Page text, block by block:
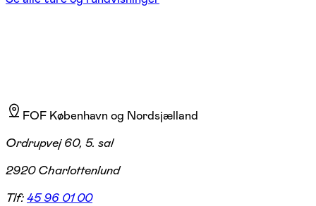
FOF København og Nordsjælland
Ordrupvej 60, 5. sal
2920 Charlottenlund
Tlf:45 96 01 00